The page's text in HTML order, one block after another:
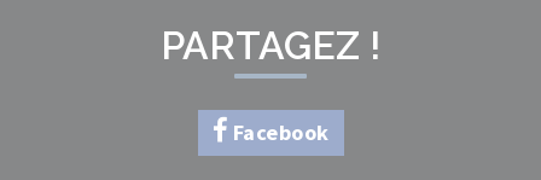
PARTAGEZ !
Facebook